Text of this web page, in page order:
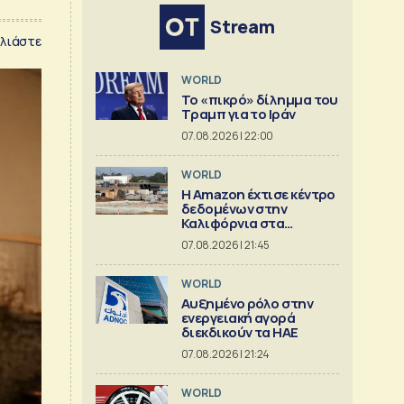
Stream
WORLD
Το «πικρό» δίλημμα του
Τραμπ για το Ιράν
07.08.2026 | 22:00
WORLD
Η Amazon έχτισε κέντρο
δεδομένων στην
Καλιφόρνια στα
«μουλωχτά»
07.08.2026 | 21:45
WORLD
Αυξημένο ρόλο στην
ενεργειακή αγορά
διεκδικούν τα ΗΑΕ
07.08.2026 | 21:24
WORLD